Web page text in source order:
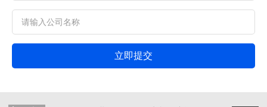
立即提交